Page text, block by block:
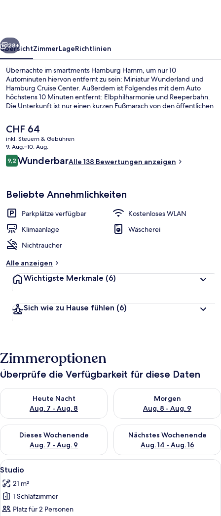
Weiter
28+
ÜbersichtZimmerLageRichtlinien
Übernachte im smartments Hamburg Hamm, um nur 10
Autominuten hiervon entfernt zu sein: Miniatur Wunderland und
Hamburg Cruise Center. Außerdem ist Folgendes mit dem Auto
höchstens 10 Minuten entfernt: Elbphilharmonie und Reeperbahn.
Die Unterkunft ist nur einen kurzen Fußmarsch von den öffentlichen
Bahnhof Hammer Kirche) bzw. 8 Minuten (U-Bahnhof Burgstraße).
Der
aktuelle
Preis
beträgt
CHF 64.
CHF 64
inkl. Steuern & Gebühren
9. Aug.–10. Aug.
Bewertungen
9,29,2 von 10.
WunderbarAlle 138 Bewertungen anzeigen
Beliebte Annehmlichkeiten
Parkplätze verfügbar
Kostenloses WLAN
Klimaanlage
Wäscherei
Nichtraucher
Alle anzeigen
Wichtigste Merkmale (6)
Sich wie zu Hause fühlen (6)
Zimmeroptionen
Überprüfe die Verfügbarkeit für diese Daten
Heute Nacht
Aug. 7 - Aug. 8
Überprüfe die Verfügbarkeit für heute Nacht, Aug. 7 - Aug. 8.
Morgen
Aug. 8 - Aug. 9
Überprüfe die Verfügbarkeit
Dieses Wochenende
Aug. 7 - Aug. 9
Überprüfe die Verfügbarkeit für dieses Wochenende, Aug. 7
Nächstes Wochenende
Aug. 14 - Aug. 16
Überprüfe die Verfügbarkeit
Alle
Fotos
für
Studio
anzeigen
Ein modernes Hotelzimmer mit Bett,
5
Studio
21 m²
1 Schlafzimmer
Platz für 2 Personen